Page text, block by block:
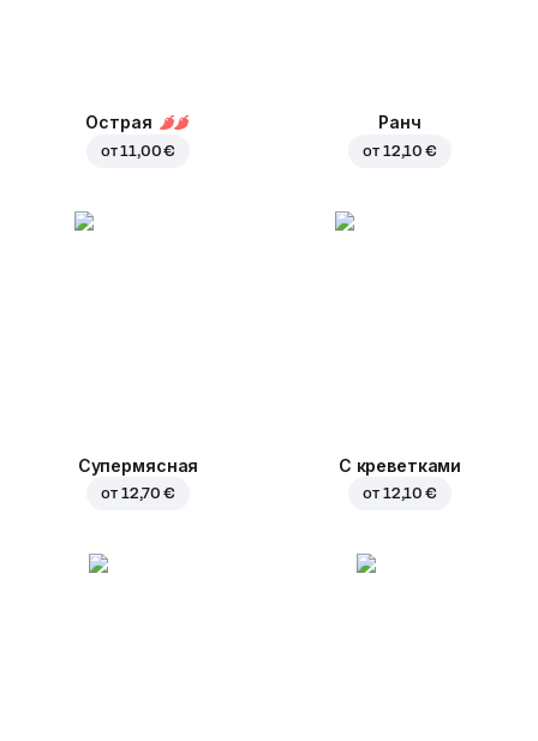
Острая
от11,00 €
Ранч
от 12,10 €
Супермясная
от 12,70 €
С креветками
от 12,10 €